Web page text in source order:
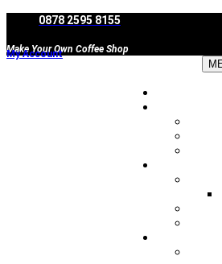
content
0878 2595 8155
Make Your Own Coffee Shop
My Account